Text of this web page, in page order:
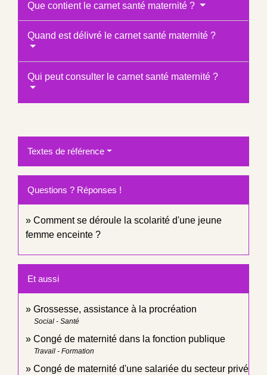
Que contient le carnet santé maternité ?
Quand est délivré le carnet santé maternité ?
Qui peut consulter le carnet santé maternité ?
Textes de référence
Questions ? Réponses !
Comment se déroule la scolarité d'une jeune
femme enceinte ?
Et aussi
Grossesse, assistance à la procréation
Social - Santé
Congé de maternité dans la fonction publique
Travail - Formation
Congé de maternité d'une salariée du secteur privé